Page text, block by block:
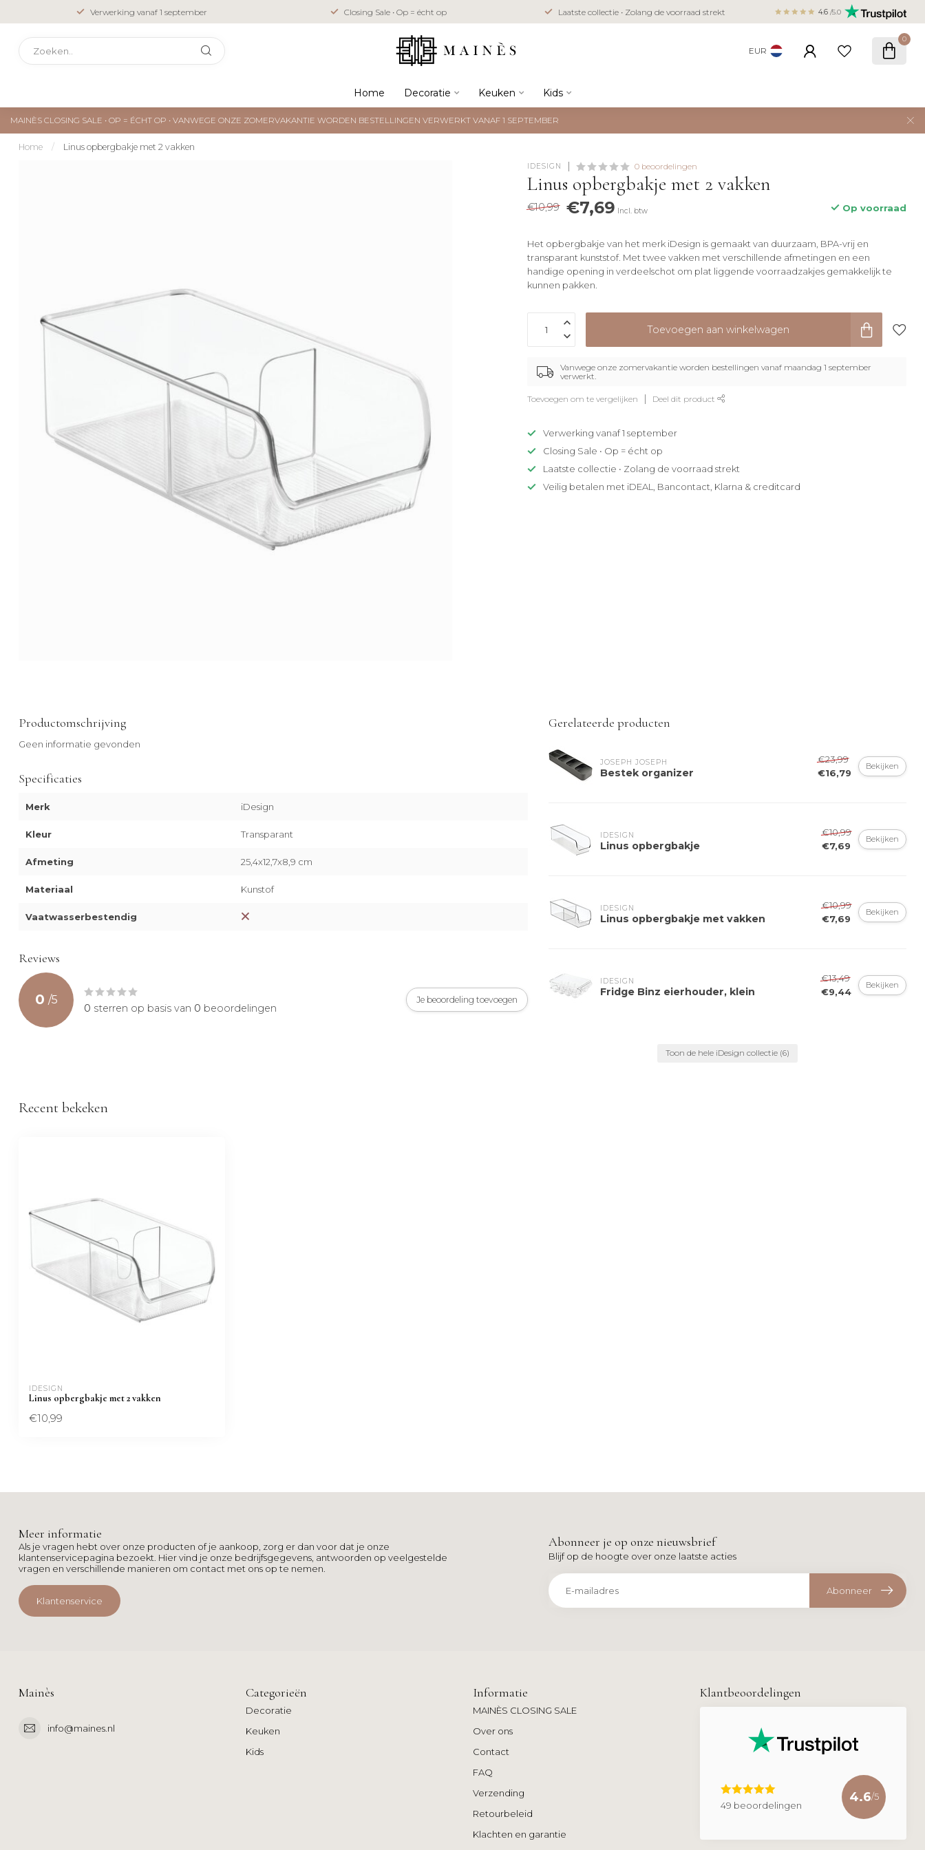
Verwerking vanaf 1 september Closing Sale • Op = écht op Laatste collectie • Zolang de voorraad strekt Veilig betalen met iDEAL, Bancontact,
creditcard 4.6 /5.0
EUR
0
Home Decoratie Keuken Kids
MAINÈS CLOSING SALE • OP = ÉCHT OP • VANWEGE ONZE ZOMERVAKANTIE WORDEN BESTELLINGEN VERWERKT VANAF 1 SEPTEMBER
Home / Linus opbergbakje met 2 vakken
IDESIGN 0 beoordelingen
Linus opbergbakje met 2 vakken
€10,99 €7,69 Incl. btw Op voorraad
Het opbergbakje van het merk iDesign is gemaakt van duurzaam, BPA-vrij en
transparant kunststof. Met twee vakken met verschillende afmetingen en een
handige opening in verdeelschot om plat liggende voorraadzakjes gemakkelijk te
kunnen pakken.
Toevoegen aan winkelwagen
Vanwege onze zomervakantie worden bestellingen vanaf maandag 1 september
verwerkt.
Toevoegen om te vergelijken Deel dit product
Verwerking vanaf 1 september
Closing Sale • Op = écht op
Laatste collectie • Zolang de voorraad strekt
Veilig betalen met iDEAL, Bancontact, Klarna & creditcard
Productomschrijving
Geen informatie gevonden
Specificaties
Merk iDesign
Kleur Transparant
Afmeting 25,4x12,7x8,9 cm
Materiaal Kunstof
Vaatwasserbestendig
Reviews
0 /5
0 sterren op basis van 0 beoordelingen
Je beoordeling toevoegen
Gerelateerde producten
JOSEPH JOSEPH
Bestek organizer
€23,99
€16,79
Bekijken
IDESIGN
Linus opbergbakje
€10,99
€7,69
Bekijken
IDESIGN
Linus opbergbakje met vakken
€10,99
€7,69
Bekijken
IDESIGN
Fridge Binz eierhouder, klein
€13,49
€9,44
Bekijken
Toon de hele iDesign collectie (6)
Recent bekeken
IDESIGN
Linus opbergbakje met 2 vakken
€10,99
Meer informatie
Als je vragen hebt over onze producten of je aankoop, zorg er dan voor dat je onze
klantenservicepagina bezoekt. Hier vind je onze bedrijfsgegevens, antwoorden op veelgestelde
vragen en verschillende manieren om contact met ons op te nemen.
Klantenservice
Abonneer je op onze nieuwsbrief
Blijf op de hoogte over onze laatste acties
Abonneer
Mainès
info@maines.nl
Categorieën
Decoratie
Keuken
Kids
Informatie
MAINÈS CLOSING SALE
Over ons
Contact
FAQ
Verzending
Retourbeleid
Klachten en garantie
Klantbeoordelingen
49 beoordelingen
4.6/5